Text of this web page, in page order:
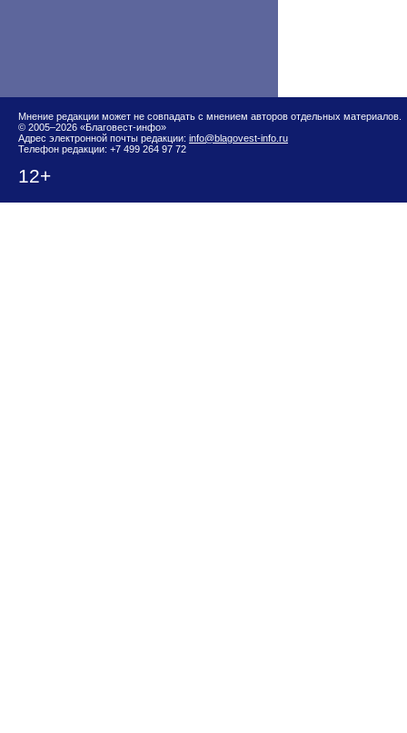
Мнение редакции может не совпадать с мнением авторов отдельных материалов.
© 2005–2026 «Благовест-инфо»
Адрес электронной почты редакции: info@blagovest-info.ru
Телефон редакции: +7 499 264 97 72
12+